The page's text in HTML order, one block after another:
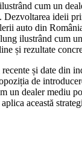
cum un
ideii
auto din
ilustrând cum
și rezultate
și date din
de
dealer mediu
această